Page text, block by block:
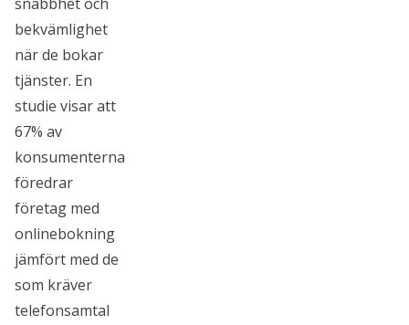
bekvämlighet
när de bokar
tjänster. En
studie visar att
67% av
konsumenterna
föredrar
företag med
onlinebokning
jämfört med de
som kräver
telefonsamtal